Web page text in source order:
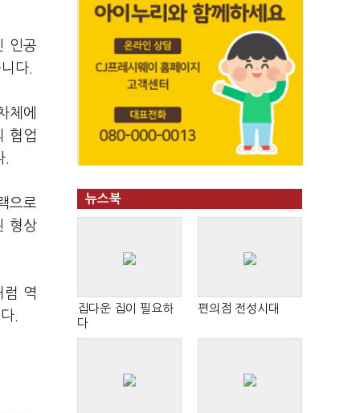
인공
다.
체에
협업
으로
형상
럼 역
.
뉴스북
집다운 집이 필요하
다
편의점 전성시대